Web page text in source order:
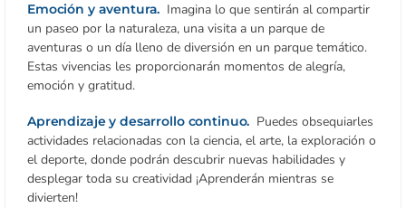
Emoción y aventura. Imagina lo que sentirán al compartir
un paseo por la naturaleza, una visita a un parque de
aventuras o un día lleno de diversión en un parque temático.
Estas vivencias les proporcionarán momentos de alegría,
emoción y gratitud.
Aprendizaje y desarrollo continuo. Puedes obsequiarles
actividades relacionadas con la ciencia, el arte, la exploración o
el deporte, donde podrán descubrir nuevas habilidades y
desplegar toda su creatividad ¡Aprenderán mientras se
divierten!